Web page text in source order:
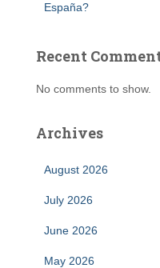
España?
Recent
No comments to show.
Archives
August 2026
July 2026
June 2026
May 2026